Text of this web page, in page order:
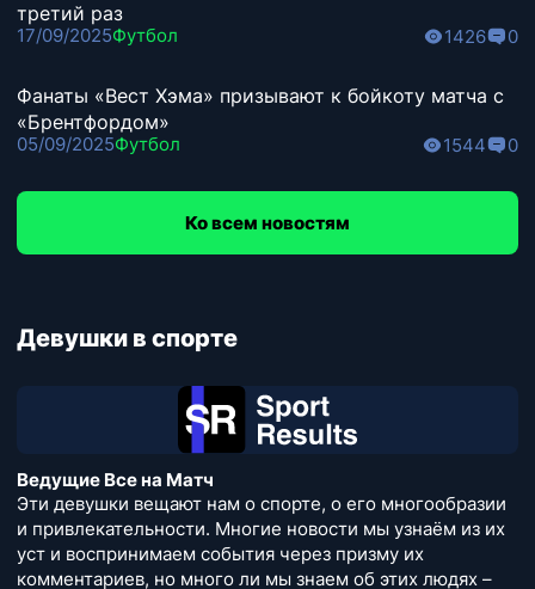
третий раз
17/09/2025Футбол 1426 0
Фанаты «Вест Хэма» призывают к бойкоту матча с
«Брентфордом»
05/09/2025Футбол 1544 0
Ко всем новостям
Девушки в спорте
Ведущие Все на Матч
Эти девушки вещают нам о спорте, о его многообразии
и привлекательности. Многие новости мы узнаём из их
уст и воспринимаем события через призму их
комментариев, но много ли мы знаем об этих людях –